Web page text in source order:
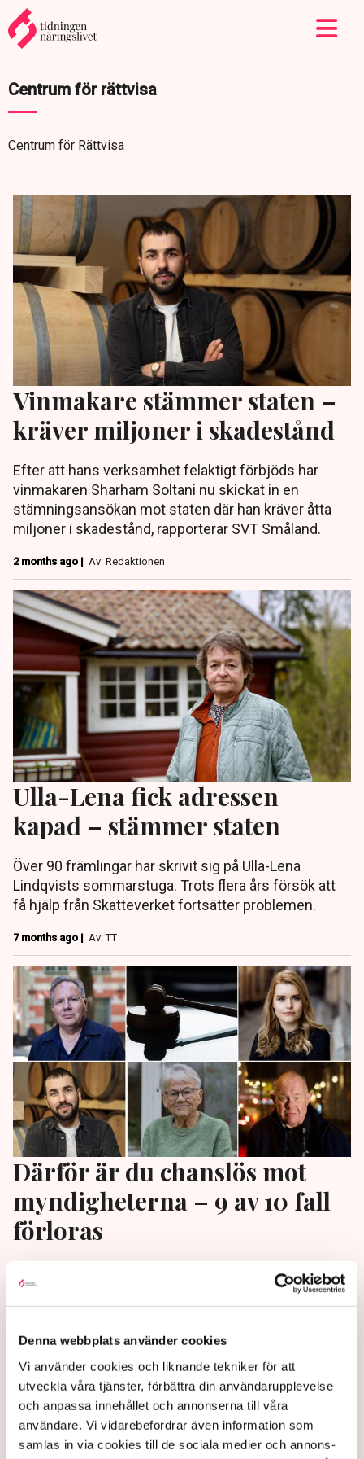
Denna webbplats använder cookies
Vi använder cookies och liknande tekniker för att
utveckla våra tjänster, förbättra din användarupplevelse
och anpassa innehållet och annonserna till våra
användare. Vi vidarebefordrar även information som
samlas in via cookies till de sociala medier och annons-
Centrum för rättvisa
Centrum för Rättvisa
Vinmakare stämmer staten –
kräver miljoner i skadestånd
Efter att hans verksamhet felaktigt förbjöds har
vinmakaren Sharham Soltani nu skickat in en
stämningsansökan mot staten där han kräver åtta
miljoner i skadestånd, rapporterar SVT Småland.
2 months ago | Av: Redaktionen
Ulla-Lena fick adressen
kapad – stämmer staten
Över 90 främlingar har skrivit sig på Ulla-Lena
Lindqvists sommarstuga. Trots flera års försök att
få hjälp från Skatteverket fortsätter problemen.
7 months ago | Av: TT
Därför är du chanslös mot
myndigheterna – 9 av 10 fall
förloras
Trots seger i domstol tvingades Jonas Lerin betala
sina egna rättegångskostnader. Detta illustrerar hur
höga trösklarna är för individer och företagare som
mycket svår process”, säger Alexandra Loyd på
Centrum för Rättvisa.
1 year ago | Av: Gabriel Cardona Cervantes